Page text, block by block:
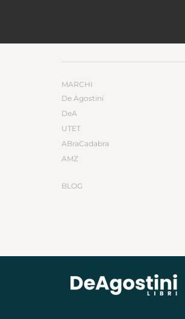
MARCHI
De Agostini
DeA
UTET
ABraCadabra
AMZ
BLOG